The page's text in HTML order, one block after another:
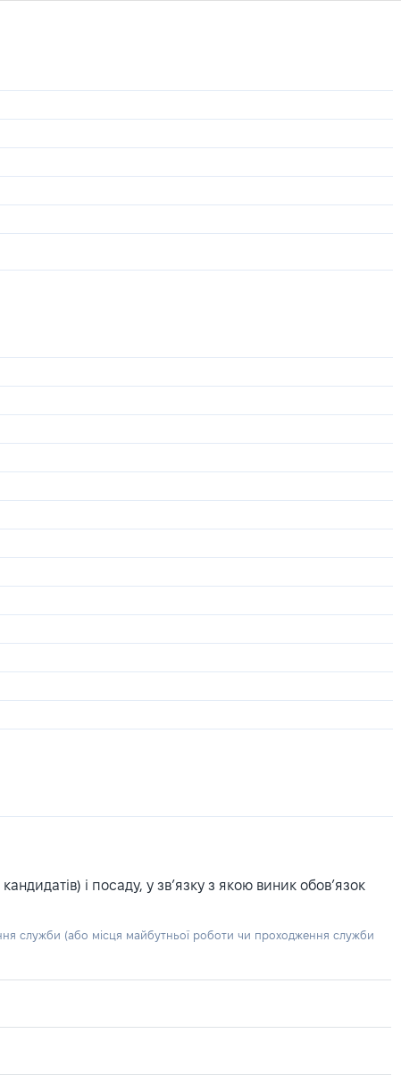
і посаду, у зв’язку з якою виник обов’язок
служби (або місця майбутньої роботи чи проходження служби